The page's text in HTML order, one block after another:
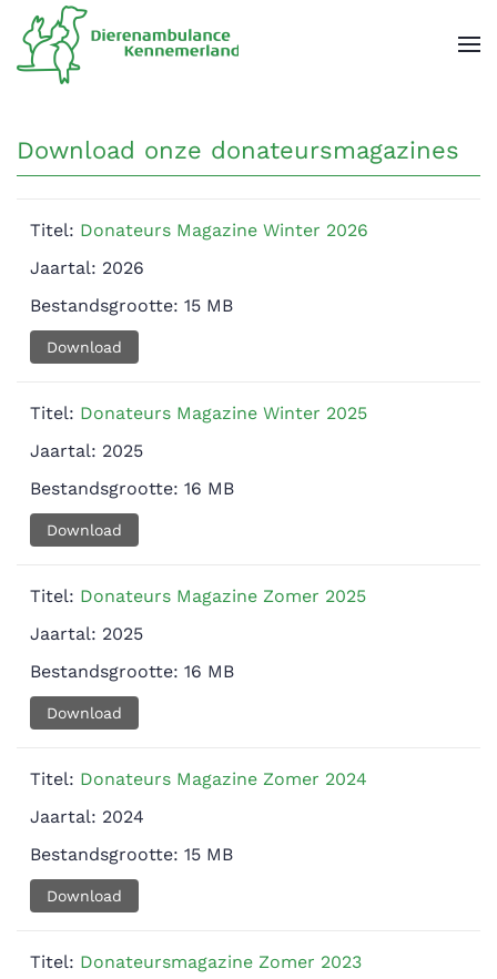
Overslaan en naar de inhoud gaan
Download onze donateursmagazines
Titel: Donateurs Magazine Winter 2026
Jaartal: 2026
Bestandsgrootte: 15 MB
Download
Titel: Donateurs Magazine Winter 2025
Jaartal: 2025
Bestandsgrootte: 16 MB
Download
Titel: Donateurs Magazine Zomer 2025
Jaartal: 2025
Bestandsgrootte: 16 MB
Download
Titel: Donateurs Magazine Zomer 2024
Jaartal: 2024
Bestandsgrootte: 15 MB
Download
Titel: Donateursmagazine Zomer 2023